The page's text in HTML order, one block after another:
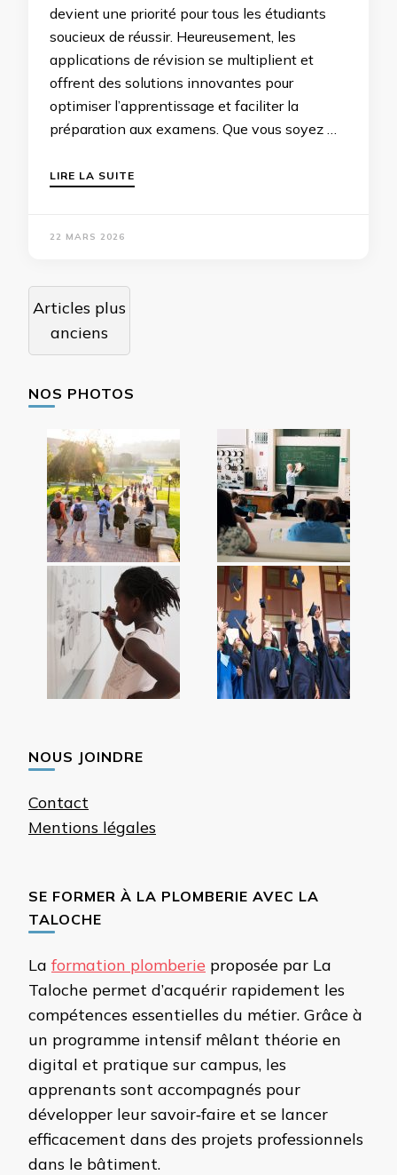
devient une priorité pour tous les étudiants
soucieux de réussir. Heureusement, les
applications de révision se multiplient et
offrent des solutions innovantes pour
optimiser l’apprentissage et faciliter la
préparation aux examens. Que vous soyez …
LIRE LA SUITE
22 MARS 2026
Navigation
des
articles
Articles plus
anciens
NOS PHOTOS
NOUS JOINDRE
Contact
Mentions légales
SE FORMER À LA PLOMBERIE AVEC LA
TALOCHE
La formation plomberie proposée par La
Taloche permet d’acquérir rapidement les
compétences essentielles du métier. Grâce à
un programme intensif mêlant théorie en
digital et pratique sur campus, les
apprenants sont accompagnés pour
développer leur savoir‑faire et se lancer
efficacement dans des projets professionnels
dans le bâtiment.